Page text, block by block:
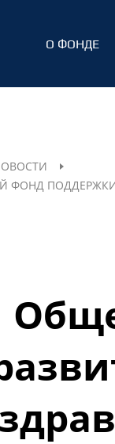
О ФОНДЕ
ФОНД